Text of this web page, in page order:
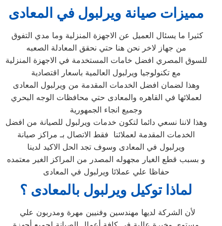
مميزات صيانة ويرلبول في المعادى
من جهاز لاخر نحن هنا حتي نحقق المعادلة الصعبه
للسوق المصري افضل خامات المستخدمة في الاجهزة المنزلية
مع تكنولوجيا ويرلبول العالمية باسعار اقتصادية
وهذا لضمان افضل الخدمات المقدمة من ويرلبول المعادى
لعملائها في القاهره والمعادى حتي محافظات الوجه البحري
وجميع انجاء الجمهورية
وهذا لاننا نسعي دائما لتكون خدمات ويرلبول للصيانة من افضل
الخدمات المقدمة لعملائنا فقط الاتصال بـ مراكز صيانة
ويرلبول في المعادى وسوف تجد الحل الاكيد لدينا
و بسبب قطع الغيار مجهوله المصدر من المراكز الغير معتمده
حفاظا علي عملائا ويرلبول في المعادى
لماذا توكيل ويرلبول بالمعادى ؟